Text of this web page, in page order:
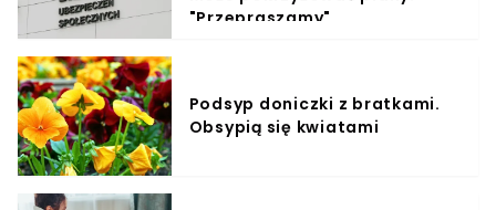
"Przepraszamy"
Podsyp doniczki z bratkami.
Obsypią się kwiatami